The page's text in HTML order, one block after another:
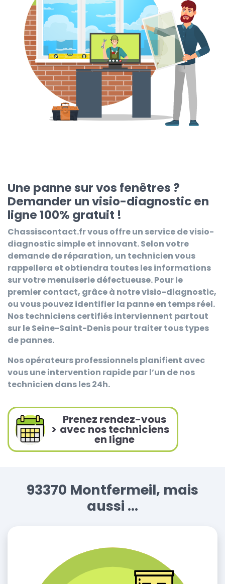
Une panne sur vos fenêtres ?
Demander un visio-diagnostic en
ligne 100% gratuit !
Chassiscontact.frvous offre un service de visio-
diagnostic simple et innovant. Selon votre
demande de réparation, un technicien vous
rappellera et obtiendra toutes les informations
sur votre menuiserie défectueuse. Pour le
premier contact, grâce à notre visio-diagnostic,
ou vous pouvez identifier la panne en temps réel.
Nos techniciens certifiés interviennent partout
sur le Seine-Saint-Denis pour traiter tous types
de pannes.
Nos opérateurs professionnels planifient avec
vous une intervention rapide par l’un de nos
technicien dans les 24h.
>
Prenez rendez-vous
avec nos techniciens
en ligne
93370 Montfermeil, mais
aussi ...